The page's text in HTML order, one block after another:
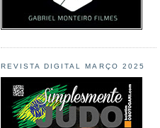
REVISTA DIGITAL MARÇO 2025